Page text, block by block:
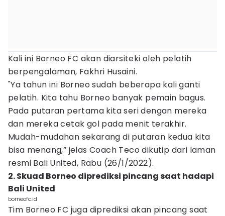
Kali ini Borneo FC akan diarsiteki oleh pelatih
berpengalaman, Fakhri Husaini.
"Ya tahun ini Borneo sudah beberapa kali ganti
pelatih. Kita tahu Borneo banyak pemain bagus.
Pada putaran pertama kita seri dengan mereka
dan mereka cetak gol pada menit terakhir.
Mudah-mudahan sekarang di putaran kedua kita
bisa menang,” jelas Coach Teco dikutip dari laman
resmi Bali United, Rabu (26/1/2022).
2. Skuad Borneo diprediksi pincang saat hadapi
Bali United
borneofc.id
Tim Borneo FC juga diprediksi akan pincang saat